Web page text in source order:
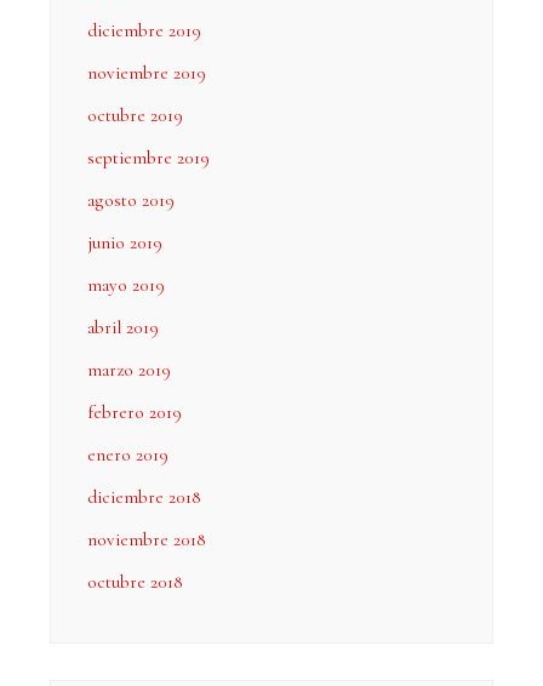
diciembre 2019
noviembre 2019
octubre 2019
septiembre 2019
agosto 2019
junio 2019
mayo 2019
abril 2019
marzo 2019
febrero 2019
enero 2019
diciembre 2018
noviembre 2018
octubre 2018